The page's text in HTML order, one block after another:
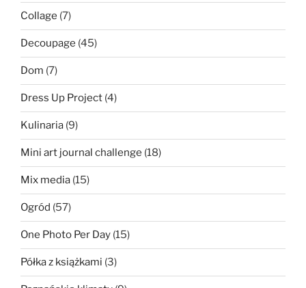
Collage (7)
Decoupage (45)
Dom (7)
Dress Up Project (4)
Kulinaria (9)
Mini art journal challenge (18)
Mix media (15)
Ogród (57)
One Photo Per Day (15)
Półka z książkami (3)